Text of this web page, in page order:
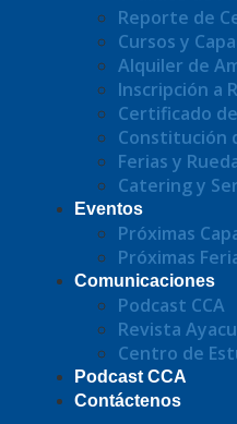
Reporte de
Cursos y
Alquiler de
Inscripción a
Certificado
Constitución
Ferias y
Catering y
Eventos
Próximas
Próximas
Comunicaciones
Podcast CCA
Revista
Centro de
Podcast CCA
Contáctenos